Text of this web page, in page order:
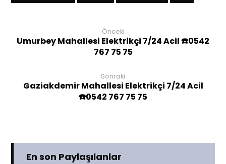
Önceki
Umurbey Mahallesi Elektrikçi 7/24 Acil ☎️0542
767 75 75
Sonraki
Gaziakdemir Mahallesi Elektrikçi 7/24 Acil
☎️0542 767 75 75
En son Paylaşılanlar